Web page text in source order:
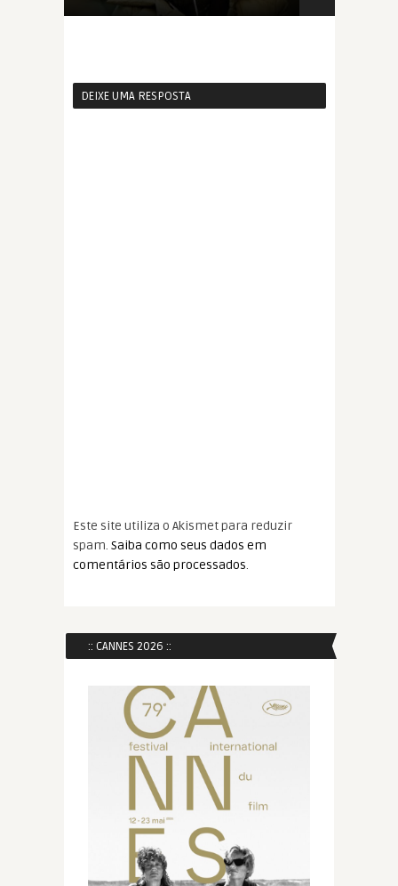
DEIXE UMA RESPOSTA
Este site utiliza o Akismet para reduzir
spam. Saiba como seus dados em
comentários são processados.
:: CANNES 2026 ::